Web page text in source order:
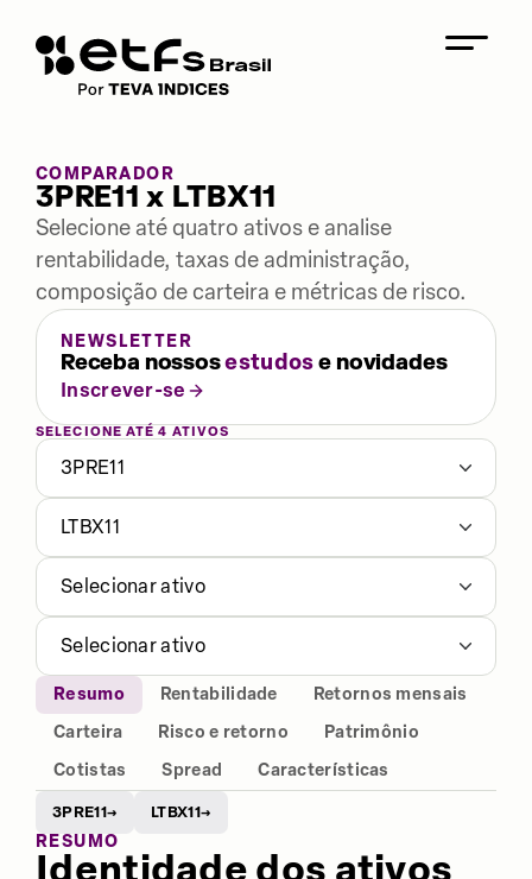
COMPARADOR
3PRE11 x LTBX11
Selecione até quatro ativos e analise
rentabilidade, taxas de administração,
composição de carteira e métricas de risco.
NEWSLETTER
Receba nossosestudose novidades
Inscrever-se
SELECIONE ATÉ 4 ATIVOS
3PRE11
LTBX11
Selecionar ativo
Selecionar ativo
Resumo Rentabilidade
Retornos mensais
Carteira
Risco e retorno
Patrimônio
Cotistas
Spread Características
3PRE11→ LTBX11→
RESUMO
Identidade dos ativos